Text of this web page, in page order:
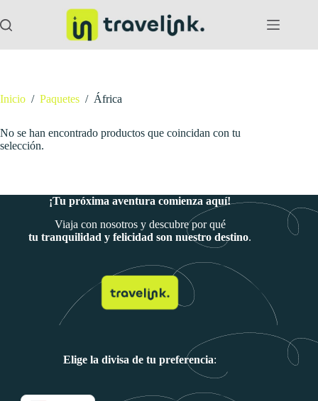
al
contenido
Inicio / Paquetes / África
No se han encontrado productos que coincidan con tu
selección.
¡Tu próxima aventura comienza aquí!
Viaja con nosotros y descubre por qué
tu tranquilidad y felicidad son nuestro destino.
Elige la divisa de tu preferencia: